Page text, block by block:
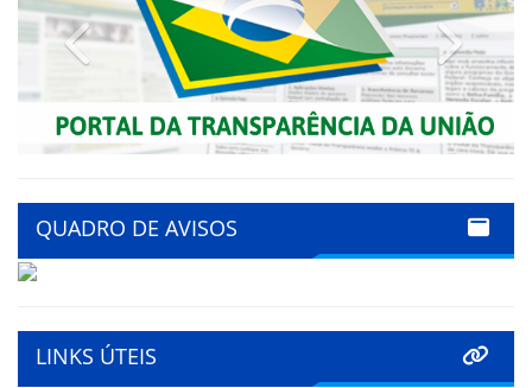
Previous Next
QUADRO DE AVISOS
LINKS ÚTEIS